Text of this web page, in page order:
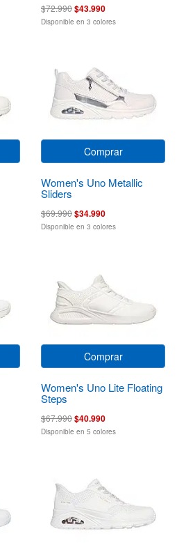
$72.990$43.990
Disponible en 3 colores
Comprar
Women's Uno Metallic
Sliders
$69.990$34.990
Disponible en 3 colores
Comprar
Women's Uno Lite Floating
Steps
$67.990$40.990
Disponible en 5 colores